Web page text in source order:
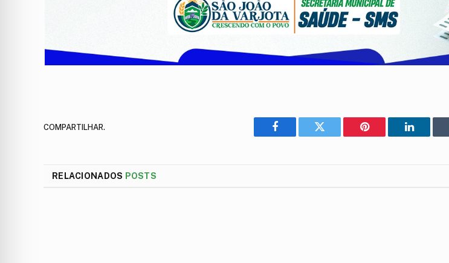
COMPARTILHAR.
Facebook Twitter Pinterest LinkedIn
RELACIONADOS POSTS